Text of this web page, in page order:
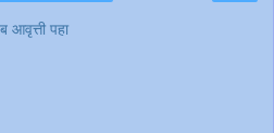
आवृत्ती पहा